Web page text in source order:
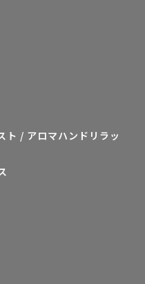
ト / アロマハンドリラッ